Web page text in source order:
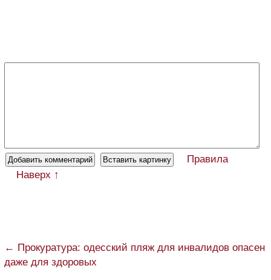
Правила
Наверх ↑
← Прокуратура: одесский пляж для инвалидов опасен
даже для здоровых